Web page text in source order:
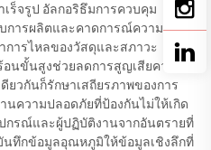
ร็จรูป อัลกอริธึมการควบคุม
การผลิตและคาดการณ์ความ
ารไหลของวัสดุและสภาวะ
นขั้นสูงช่วยลดการสูญเสียความ
วกันก็รักษาเสถียรภาพของการ
นความปลอดภัยที่ป้องกันไม่ให้เกิด
กรณ์และผู้ปฏิบัติงานจากอันตรายที่
นทึกข้อมูลอุณหภูมิให้ข้อมูลเชิงลึกที่